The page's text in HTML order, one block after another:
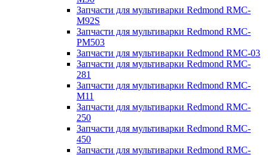
Запчасти для мультиварки Redmond RMC-
M92S
Запчасти для мультиварки Redmond RMC-
PM503
Запчасти для мультиварки Redmond RMC-03
Запчасти для мультиварки Redmond RMC-
281
Запчасти для мультиварки Redmond RMC-
M11
Запчасти для мультиварки Redmond RMC-
250
Запчасти для мультиварки Redmond RMC-
450
Запчасти для мультиварки Redmond RMC-